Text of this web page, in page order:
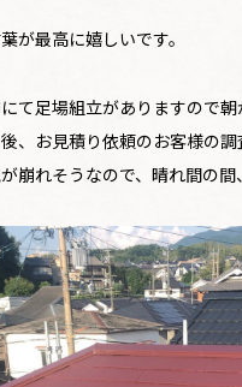
が最高に嬉しいです。
て足場組立がありますので朝
、お見積り依頼のお客様の調
崩れそうなので、晴れ間の間